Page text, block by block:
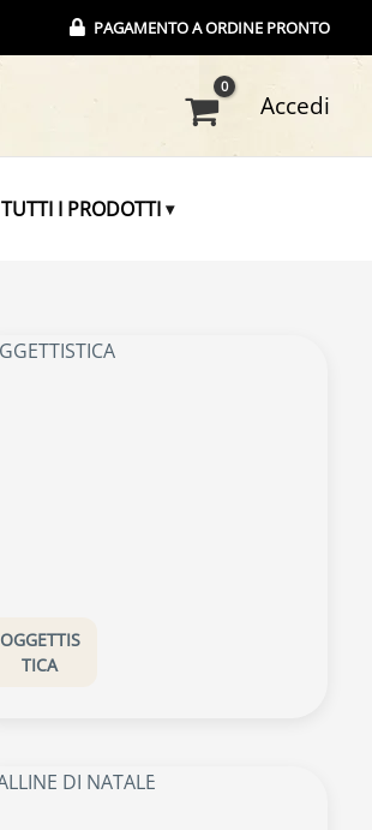
PAGAMENTO A ORDINE PRONTO
Accedi
TUTTI I PRODOTTI
OGGETTIS
TICA